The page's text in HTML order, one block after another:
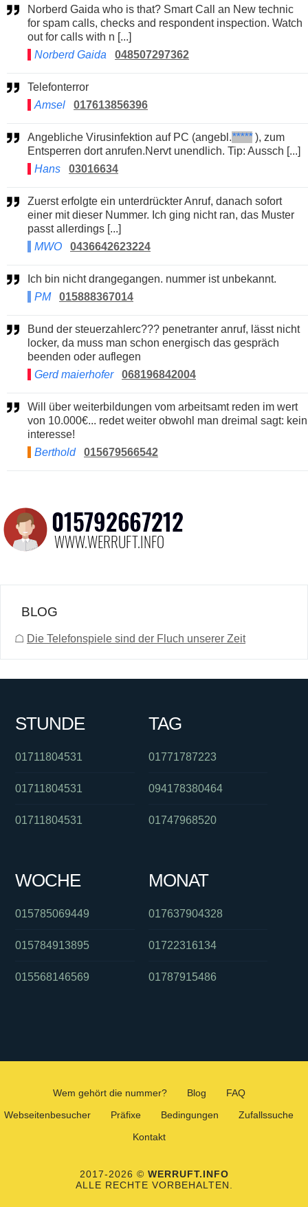
Norberd Gaida who is that? Smart Call an New technic
for spam calls, checks and respondent inspection. Watch
out for calls with n [...]
Norberd Gaida
048507297362
Telefonterror
Amsel
017613856396
Angebliche Virusinfektion auf PC (angebl.*****), zum
Entsperren dort anrufen.Nervt unendlich. Tip: Aussch [...]
Hans
03016634
Zuerst erfolgte ein unterdrückter Anruf, danach sofort
einer mit dieser Nummer. Ich ging nicht ran, das Muster
passt allerdings [...]
MWO
0436642623224
Ich bin nicht drangegangen. nummer ist unbekannt.
PM
015888367014
Bund der steuerzahlerc??? penetranter anruf, lässt nicht
locker, da muss man schon energisch das gespräch
beenden oder auflegen
Gerd maierhofer
068196842004
Will über weiterbildungen vom arbeitsamt reden im wert
von 10.000€... redet weiter obwohl man dreimal sagt: kein
interesse!
Berthold
015679566542
BLOG
☖ Die Telefonspiele sind der Fluch unserer Zeit
STUNDE
01711804531
01711804531
01711804531
TAG
01771787223
094178380464
01747968520
WOCHE
015785069449
015784913895
015568146569
MONAT
017637904328
01722316134
01787915486
Wem gehört die nummer? Blog
FAQ
Webseitenbesucher
Präfixe Bedingungen
Zufallssuche
Kontakt
2017-2026 © WERRUFT.INFO
ALLE RECHTE VORBEHALTEN.